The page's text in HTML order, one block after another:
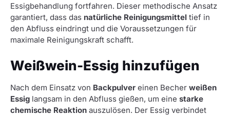
Essigbehandlung fortfahren. Dieser methodische Ansatz
garantiert, dass das natürliche Reinigungsmittel tief in
den Abfluss eindringt und die Voraussetzungen für
maximale Reinigungskraft schafft.
Weißwein-Essig hinzufügen
Nach dem Einsatz von Backpulver einen Becher weißen
Essig langsam in den Abfluss gießen, um eine starke
chemische Reaktion auszulösen. Der Essig verbindet